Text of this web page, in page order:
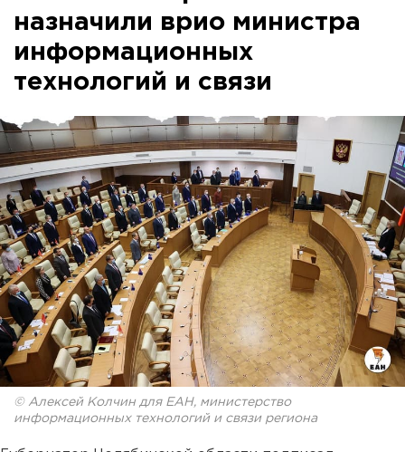
назначили врио министра
информационных
технологий и связи
© Алексей Колчин для ЕАН, министерство
информационных технологий и связи региона